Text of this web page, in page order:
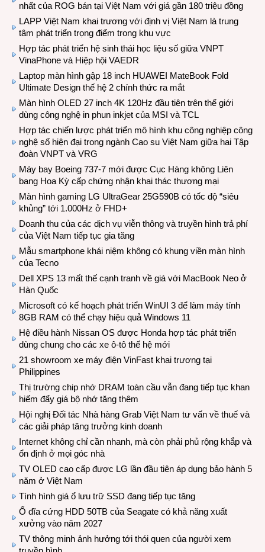
nhất của ROG bán tại Việt Nam với giá gần 180 triệu đồng
LAPP Việt Nam khai trương với định vị Việt Nam là trung
tâm phát triển trọng điểm trong khu vực
Hợp tác phát triển hệ sinh thái học liệu số giữa VNPT
VinaPhone và Hiệp hội VAEDR
Laptop màn hình gập 18 inch HUAWEI MateBook Fold
Ultimate Design thế hệ 2 chính thức ra mắt
Màn hình OLED 27 inch 4K 120Hz đầu tiên trên thế giới
dùng công nghệ in phun inkjet của MSI và TCL
Hợp tác chiến lược phát triển mô hình khu công nghiệp công
nghệ số hiện đại trong ngành Cao su Việt Nam giữa hai Tập
đoàn VNPT và VRG
Máy bay Boeing 737-7 mới được Cục Hàng không Liên
bang Hoa Kỳ cấp chứng nhận khai thác thương mại
Màn hình gaming LG UltraGear 25G590B có tốc độ “siêu
khủng” tới 1.000Hz ở FHD+
Doanh thu của các dịch vụ viễn thông và truyền hình trả phí
của Việt Nam tiếp tục gia tăng
Mẫu smartphone khái niệm không có khung viền màn hình
của Tecno
Dell XPS 13 mất thế cạnh tranh về giá với MacBook Neo ở
Hàn Quốc
Microsoft có kế hoạch phát triển WinUI 3 để làm máy tính
8GB RAM có thể chạy hiệu quả Windows 11
Hệ điều hành Nissan OS được Honda hợp tác phát triển
dùng chung cho các xe ô-tô thế hệ mới
21 showroom xe máy điện VinFast khai trương tại
Philippines
Thị trường chip nhớ DRAM toàn cầu vẫn đang tiếp tục khan
hiếm đẩy giá bộ nhớ tăng thêm
Hội nghị Đối tác Nhà hàng Grab Việt Nam tư vấn về thuế và
các giải pháp tăng trưởng kinh doanh
Internet không chỉ cần nhanh, mà còn phải phủ rộng khắp và
ổn định ở mọi góc nhà
TV OLED cao cấp được LG lần đầu tiên áp dụng bảo hành 5
năm ở Việt Nam
Tình hình giá ổ lưu trữ SSD đang tiếp tục tăng
Ổ đĩa cứng HDD 50TB của Seagate có khả năng xuất
xưởng vào năm 2027
TV thông minh ảnh hưởng tới thói quen của người xem